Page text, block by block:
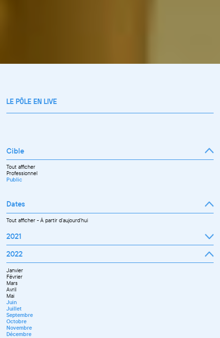
LE PÔLE EN LIVE
Cible
Tout afficher
Professionnel
Public
Dates
Tout afficher-À partir d'aujourd'hui
2021
Septembre
Octobre
Novembre
Décembre
2022
Janvier
Février
Mars
Avril
Mai
Juin
Juillet
Septembre
Octobre
Novembre
Décembre